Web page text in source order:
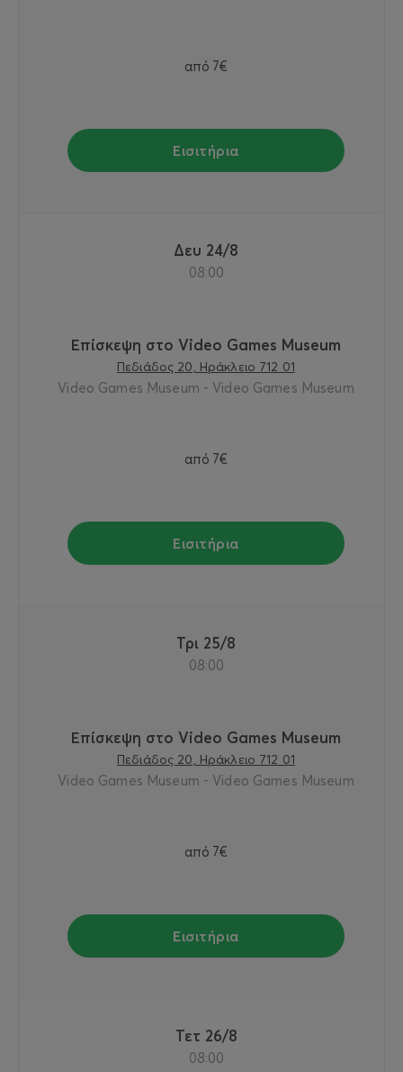
από 7€
Εισιτήρια
Δευ 24/8
08:00
Επίσκεψη στο Video Games Museum
Πεδιάδος 20, Ηράκλειο 712 01
Video Games Museum - Video Games Museum
από 7€
Εισιτήρια
Τρι 25/8
08:00
Επίσκεψη στο Video Games Museum
Πεδιάδος 20, Ηράκλειο 712 01
Video Games Museum - Video Games Museum
από 7€
Εισιτήρια
Τετ 26/8
08:00